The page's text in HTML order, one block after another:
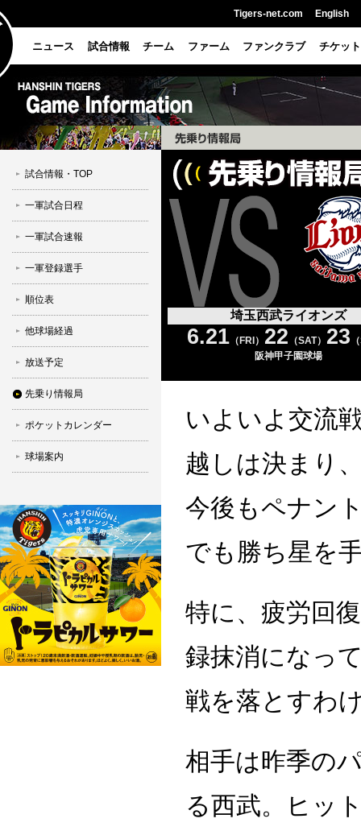
Tigers-net.com English
ニュース 試合情報 チーム ファーム ファンクラブ チケット
試合情報・TOP
一軍試合日程
一軍試合速報
一軍登録選手
順位表
他球場経過
放送予定
先乗り情報局
ポケットカレンダー
球場案内
埼玉西武ライオンズ
6.21（FRI） 22 （SAT） 23
阪神甲子園球場
いよいよ交流
越しは決まり
今後もペナン
でも勝ち星を
特に、疲労回
録抹消になっ
戦を落とすわ
相手は昨季の
る西武。ヒッ